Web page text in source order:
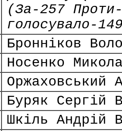
(За-257
голосувало-
Бронніков
Носенко
Оржаховський
Буряк Сергій
Шкіль Андрій